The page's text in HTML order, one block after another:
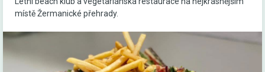
místě Žermanické přehrady.